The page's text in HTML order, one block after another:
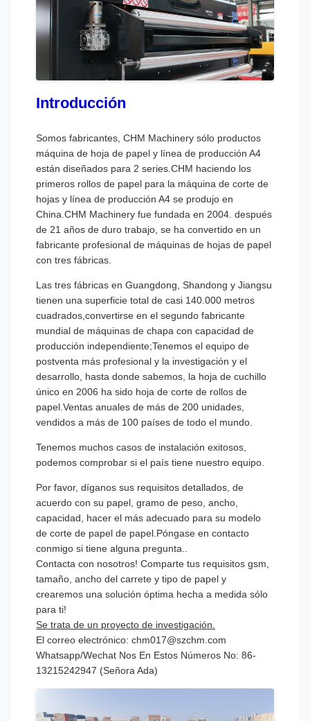
Introducción
Somos fabricantes, CHM Machinery sólo productos
máquina de hoja de papel y línea de producción A4
están diseñados para 2 series.CHM haciendo los
primeros rollos de papel para la máquina de corte de
hojas y línea de producción A4 se produjo en
China.CHM Machinery fue fundada en 2004. después
de 21 años de duro trabajo, se ha convertido en un
fabricante profesional de máquinas de hojas de papel
con tres fábricas.
Las tres fábricas en Guangdong, Shandong y Jiangsu
tienen una superficie total de casi 140.000 metros
cuadrados,convertirse en el segundo fabricante
mundial de máquinas de chapa con capacidad de
producción independiente;Tenemos el equipo de
postventa más profesional y la investigación y el
desarrollo, hasta donde sabemos, la hoja de cuchillo
único en 2006 ha sido hoja de corte de rollos de
papel.Ventas anuales de más de 200 unidades,
vendidos a más de 100 países de todo el mundo.
Tenemos muchos casos de instalación exitosos,
podemos comprobar si el país tiene nuestro equipo.
Por favor, díganos sus requisitos detallados, de
acuerdo con su papel, gramo de peso, ancho,
capacidad, hacer el más adecuado para su modelo
de corte de papel de papel.Póngase en contacto
conmigo si tiene alguna pregunta..
Contacta con nosotros! Comparte tus requisitos gsm,
tamaño, ancho del carrete y tipo de papel y
crearemos una solución óptima hecha a medida sólo
para ti!
Se trata de un proyecto de investigación.
El correo electrónico: chm017@szchm.com
Whatsapp/Wechat Nos En Estos Números No: 86-
13215242947 (Señora Ada)